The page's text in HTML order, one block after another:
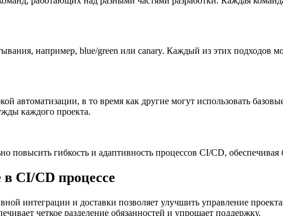
например, blue/green или canary. Каждый из этих подходов
автоматизации, в то время как другие могут использовать
каждого проекта.
повысить гибкость и адаптивность процессов CI/CD,
CI/CD процессе
интеграции и доставки позволяет улучшить управление
четкое разделение обязанностей и упрощает поддержку.